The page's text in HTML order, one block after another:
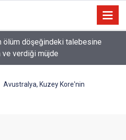
davasında rekor ceza: 567
Avustralya, Kuzey Kore'nin